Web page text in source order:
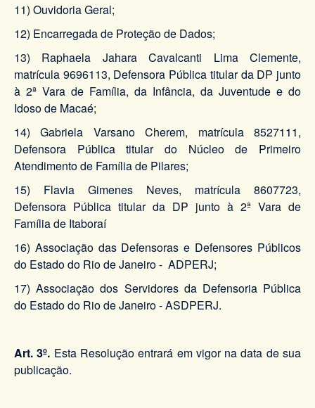
11) Ouvidoria Geral;
12) Encarregada de Proteção de Dados;
13) Raphaela Jahara Cavalcanti Lima Clemente,
matrícula 9696113, Defensora Pública titular da DP junto
à 2ª Vara de Família, da Infância, da Juventude e do
Idoso de Macaé;
14) Gabriela Varsano Cherem, matrícula 8527111,
Defensora Pública titular do Núcleo de Primeiro
Atendimento de Família de Pilares;
15) Flavia Gimenes Neves, matrícula 8607723,
Defensora Pública titular da DP junto à 2ª Vara de
Família de Itaboraí
16) Associação das Defensoras e Defensores Públicos
do Estado do Rio de Janeiro - ADPERJ;
17) Associação dos Servidores da Defensoria Pública
do Estado do Rio de Janeiro - ASDPERJ.
Art. 3º. Esta Resolução entrará em vigor na data de sua
publicação.